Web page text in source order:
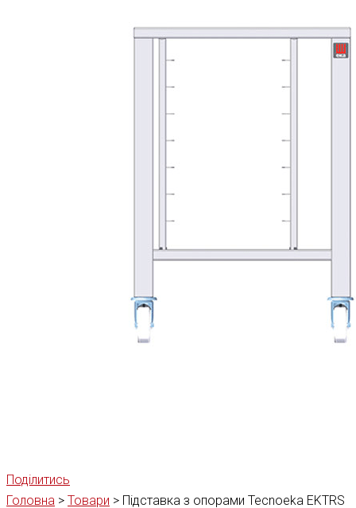
Поділитись
Головна > Товари > Підставка з опорами Tecnoeka EKTRS